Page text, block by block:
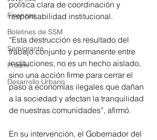
Finanzas
Boletines de SSM
Semigrante
Proam
Desarrollo Urbano
política clara de coordinación y
responsabilidad institucional.
“Esta destrucción es resultado del
trabajo conjunto y permanente entre
instituciones; no es un hecho aislado,
sino una acción firme para cerrar el
paso a economías ilegales que dañan
a la sociedad y afectan la tranquilidad
de nuestras comunidades”, afirmó.
En su intervención, el Gobernador del